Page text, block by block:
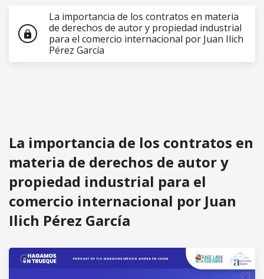
lock
La importancia de los contratos en materia
de derechos de autor y propiedad industrial
para el comercio internacional por Juan Ilich
Pérez García
La importancia de los contratos en
materia de derechos de autor y
propiedad industrial para el
comercio internacional por Juan
Ilich Pérez García